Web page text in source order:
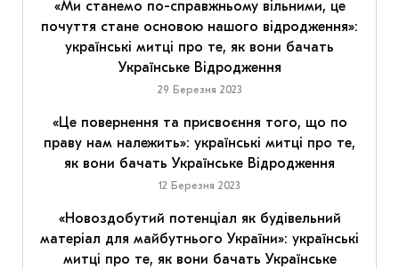
«Ми станемо по-справжньому вільними, це
почуття стане основою нашого відродження»:
українські митці про те, як вони бачать
Українське Відродження
29 Березня 2023
«Це повернення та присвоєння того, що по
праву нам належить»: українські митці про те,
як вони бачать Українське Відродження
12 Березня 2023
«Новоздобутий потенціал як будівельний
матеріал для майбутнього України»: українські
митці про те, як вони бачать Українське